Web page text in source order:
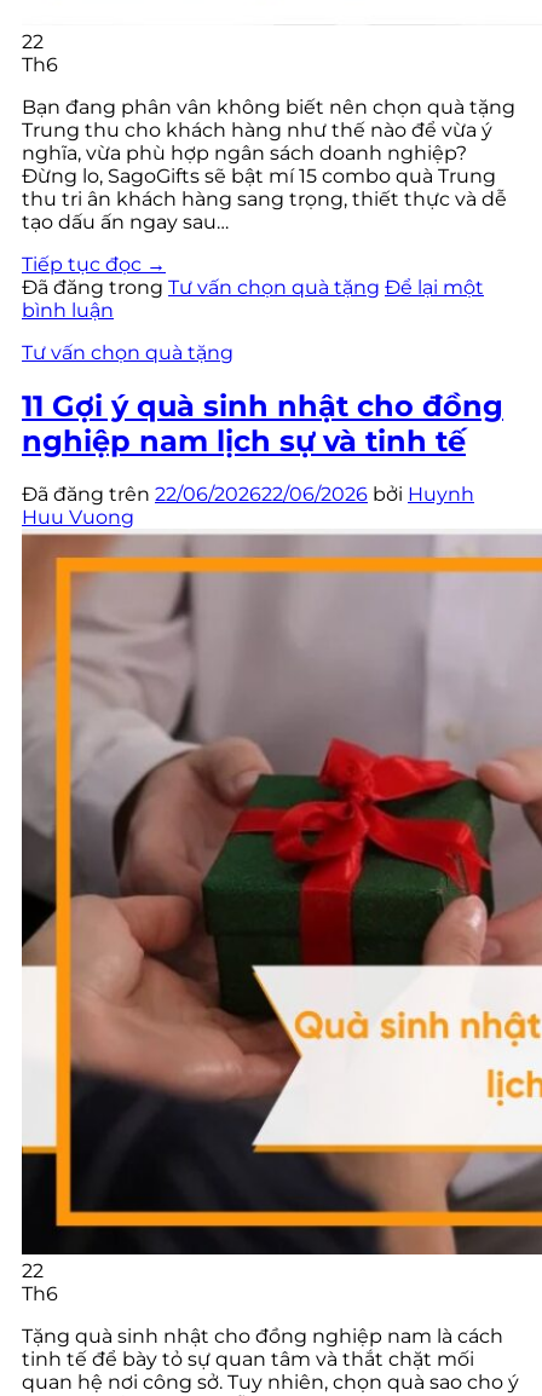
22
Th6
Bạn đang phân vân không biết nên chọn quà tặng
Trung thu cho khách hàng như thế nào để vừa ý
nghĩa, vừa phù hợp ngân sách doanh nghiệp?
Đừng lo, SagoGifts sẽ bật mí 15 combo quà Trung
thu tri ân khách hàng sang trọng, thiết thực và dễ
tạo dấu ấn ngay sau…
Tiếp tục đọc →
Đã đăng trong Tư vấn chọn quà tặng Để lại một
bình luận
Tư vấn chọn quà tặng
11 Gợi ý quà sinh nhật cho đồng
nghiệp nam lịch sự và tinh tế
Đã đăng trên 22/06/202622/06/2026 bởi Huynh
Huu Vuong
22
Th6
Tặng quà sinh nhật cho đồng nghiệp nam là cách
tinh tế để bày tỏ sự quan tâm và thắt chặt mối
quan hệ nơi công sở. Tuy nhiên, chọn quà sao cho ý